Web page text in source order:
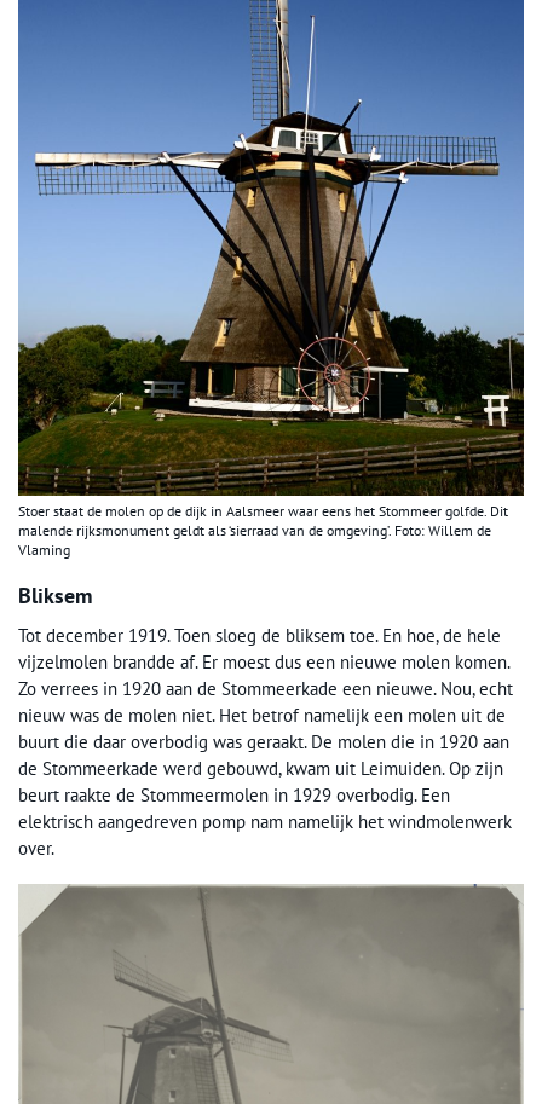
Stoer staat de molen op de dijk in Aalsmeer waar eens het Stommeer golfde. Dit
malende rijksmonument geldt als ‘sierraad van de omgeving’. Foto: Willem de
Vlaming
Bliksem
Tot december 1919. Toen sloeg de bliksem toe. En hoe, de hele
vijzelmolen brandde af. Er moest dus een nieuwe molen komen.
Zo verrees in 1920 aan de Stommeerkade een nieuwe. Nou, echt
nieuw was de molen niet. Het betrof namelijk een molen uit de
buurt die daar overbodig was geraakt. De molen die in 1920 aan
de Stommeerkade werd gebouwd, kwam uit Leimuiden. Op zijn
beurt raakte de Stommeermolen in 1929 overbodig. Een
elektrisch aangedreven pomp nam namelijk het windmolenwerk
over.